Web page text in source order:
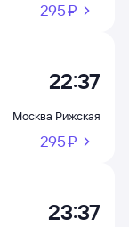
295 ⁠₽
22:37
Москва Рижская
295 ⁠₽
23:37